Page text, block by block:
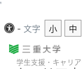
'
- 文字 小 中
学生支援・キャリ